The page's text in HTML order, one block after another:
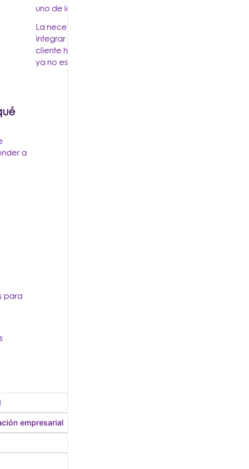
uno de los principales obstáculos para la innovación.
La necesidad de adaptarse rápidamente al mercado,
integrar nuevas tecnologías y mejorar la experiencia del
cliente ha puesto en evidencia una realidad: modernizar
ya no es opcional, es estratégico.
a
para
empresarial